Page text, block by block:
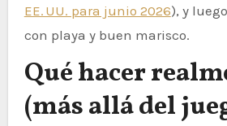
EE. UU. para junio 2026), y
con playa y buen marisco.
Qué hacer
(más allá del